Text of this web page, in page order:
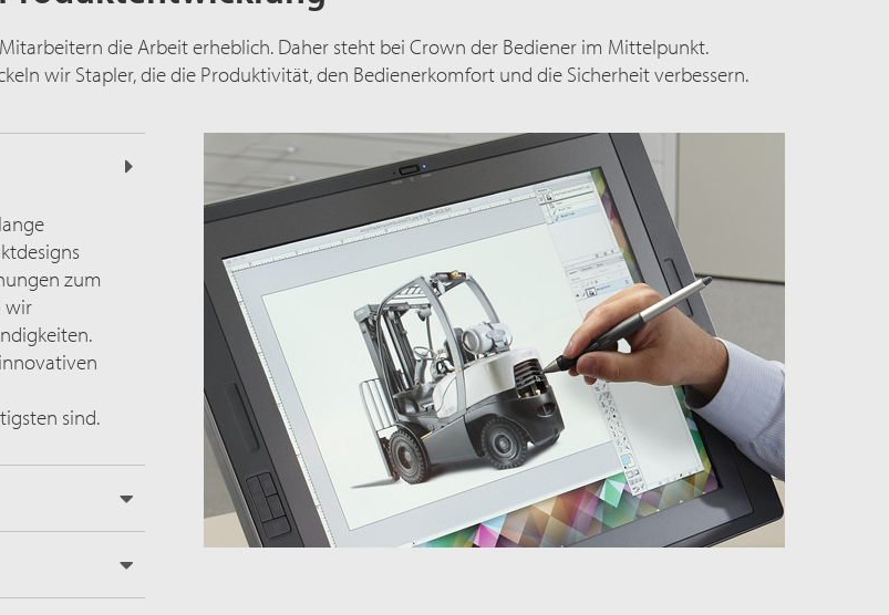
die Arbeit erheblich. Daher steht bei Crown der Bediener im Mittelpunkt.
wir Stapler, die die Produktivität, den Bedienerkomfort und die Sicherheit verbessern.
zum
wir
sind.